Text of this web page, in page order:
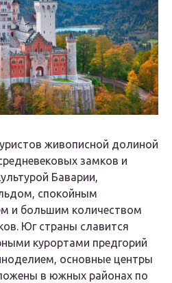
живописной долиной
замков и
Баварии,
спокойным
и большим количеством
Юг страны славится
курортами предгорий
основные центры
в южных районах по